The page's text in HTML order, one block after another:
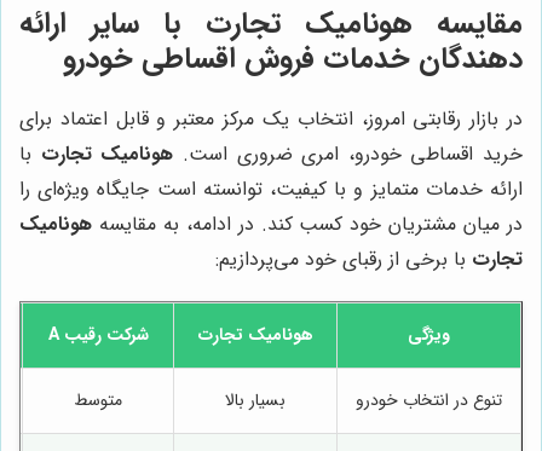
مقایسه هونامیک تجارت با سایر ارائه
دهندگان خدمات فروش اقساطی خودرو
در بازار رقابتی امروز، انتخاب یک مرکز معتبر و قابل اعتماد برای
خرید اقساطی خودرو، امری ضروری است. هونامیک تجارت با
ارائه خدمات متمایز و با کیفیت، توانسته است جایگاه ویژه‌ای را
در میان مشتریان خود کسب کند. در ادامه، به مقایسه هونامیک
تجارت با برخی از رقبای خود می‌پردازیم:
ویژگی هونامیک تجارت شرکت رقیب A
تنوع در انتخاب خودرو بسیار بالا متوسط